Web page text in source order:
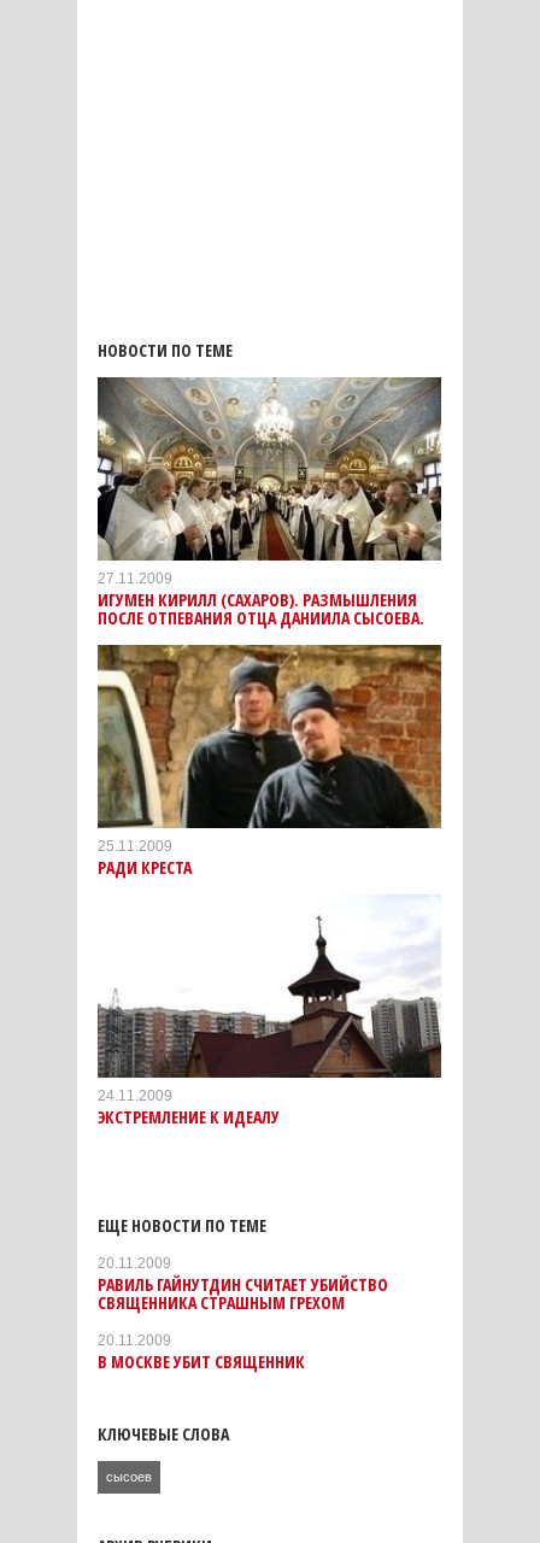
НОВОСТИ ПО ТЕМЕ
27.11.2009
ИГУМЕН КИРИЛЛ (САХАРОВ). РАЗМЫШЛЕНИЯ
ПОСЛЕ ОТПЕВАНИЯ ОТЦА ДАНИИЛА СЫСОЕВА.
25.11.2009
РАДИ КРЕСТА
24.11.2009
ЭКСТРЕМЛЕНИЕ К ИДЕАЛУ
ЕЩЕ НОВОСТИ ПО ТЕМЕ
20.11.2009
РАВИЛЬ ГАЙНУТДИН СЧИТАЕТ УБИЙСТВО
СВЯЩЕННИКА СТРАШНЫМ ГРЕХОМ
20.11.2009
В МОСКВЕ УБИТ СВЯЩЕННИК
КЛЮЧЕВЫЕ СЛОВА
сысоев